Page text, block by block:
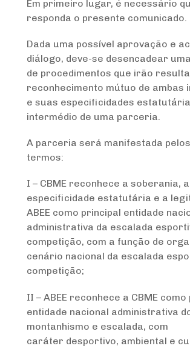
Em primeiro lugar, é necessário
responda o presente comunicado.
Dada uma possível aprovação e
diálogo, deve-se desencadear
de procedimentos que irão
reconhecimento mútuo de ambas
e suas especificidades
intermédio de uma parceria.
A parceria será manifestada
termos:
I – CBME reconhece a soberania, a
especificidade estatutária e a
ABEE como principal entidade
administrativa da escalada
competição, com a função de
cenário nacional da escalada
competição;
II – ABEE reconhece a CBME
entidade nacional administrativa
montanhismo e escalada, com
caráter desportivo, ambiental e